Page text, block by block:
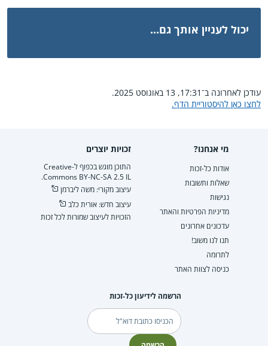
יכול לעניין אותך גם...
עודכן לאחרונה ב־17:31, 13 באוגוסט 2025.
לחצו כאן להיסטוריית הדף.
מי אנחנו?
אודות כל-זכות
שאלות ותשובות
נגישות
מדיניות הפרטיות והאתר
עדכונים אחרונים
תנו לנו משוב!
לתרומה
כניסה לצוות האתר
זכויות יוצרים
התוכן מוגש בכפוף ל-Creative
Commons BY-NC-SA 2.5 IL.
עיצוב מקורי: משה ליברמן
עיצוב חדש: אורית כלב
הזכויות לעיצוב שמורות לכל זכות
הרשמה לידיעון כל-זכות
דוא"ל